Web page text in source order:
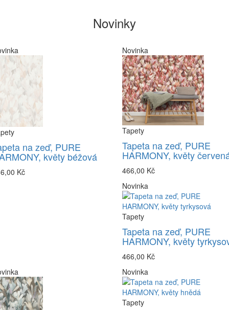
Novinky
na zeď, PURE
květy béžová
Kč
Novinka
Tapety
Tapeta na zeď, PURE
HARMONY, květy
466,00 Kč
Novinka
Tapety
Tapeta na zeď, PURE
HARMONY, květy
466,00 Kč
Novinka
Tapety